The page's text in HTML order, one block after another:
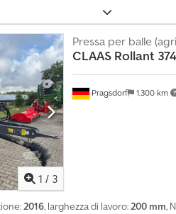
sistema di avvolgimento
di taglio, albero cardanico
presa di forza, ruote di
stoccaggio: cliente. Dedpfxozdh Ays
1 / 3
Pragsdorf 1.300 km
Pressa per balle
CLAAS Rollant
2016, larghezza di lavoro:200 mm,